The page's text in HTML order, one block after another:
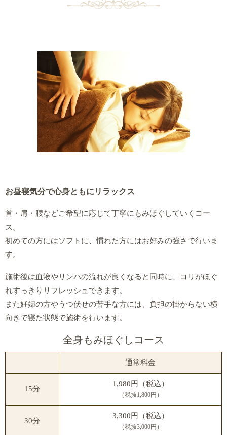
お昼寝気分で心身ともにリラックス
首・肩・腰などご希望に応じて丁寧にもみほぐしていくコー
ス。
初めての方にはソフトに、慣れた方にはお好みの強さで行いま
す。
施術後は血液やリンパの流れが良くなると同時に、コリがほぐ
れすっきりリフレッシュできます。
また妊婦の方やうつ伏せの苦手な方には、負担の掛からない横
向きで寝た状態で施術を行います。
全身もみほぐしコース
通常料金
15分
1,980円（税込）
（税抜1,800円）
30分
3,300円（税込）
（税抜3,000円）